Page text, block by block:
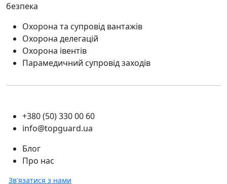
безпека
Охорона та супровід вантажів
Охорона делегацій
Охорона івентів
Парамедичний супровід заходів
+380 (50) 330 00 60
info@topguard.ua
Блог
Про нас
Зв'язатися з нами